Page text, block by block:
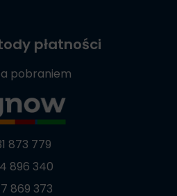
płatności
pobraniem
873 779
896 340
869 373